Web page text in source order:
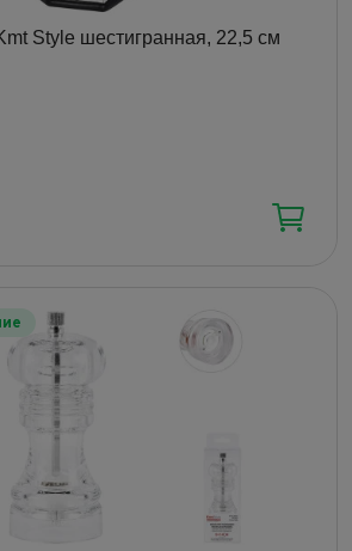
Style шестигранная, 22,5 см